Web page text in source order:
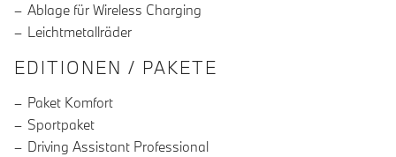
Ablage für Wireless Charging
Leichtmetallräder
EDITIONEN / PAKETE
Paket Komfort
Sportpaket
Driving Assistant Professional